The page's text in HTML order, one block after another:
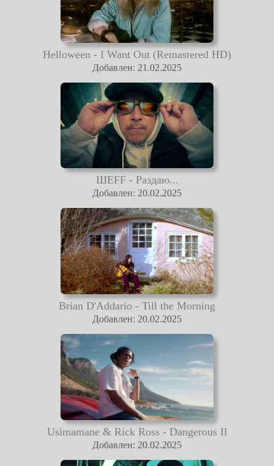
Helloween - I Want Out (Remastered HD)
Добавлен: 21.02.2025
ШЕFF - Раздаю...
Добавлен: 20.02.2025
Brian D'Addario - Till the Morning
Добавлен: 20.02.2025
Usimamane & Rick Ross - Dangerous II
Добавлен: 20.02.2025